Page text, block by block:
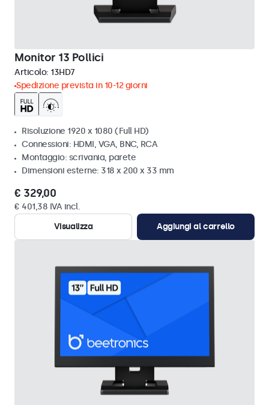
Monitor 13 Pollici
Articolo: 13HD7
Spedizione prevista in 10-12 giorni
Risoluzione 1920 x 1080 (Full HD)
Connessioni: HDMI, VGA, BNC, RCA
Montaggio: scrivania, parete
Dimensioni esterne: 318 x 200 x 33 mm
€ 329,00
€ 401,38 IVA incl.
Visualizza
Aggiungi al carrello